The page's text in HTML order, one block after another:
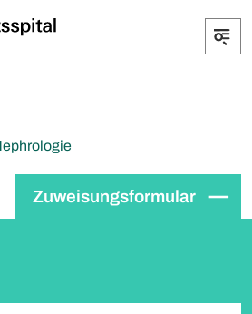
Zuweisungsformular